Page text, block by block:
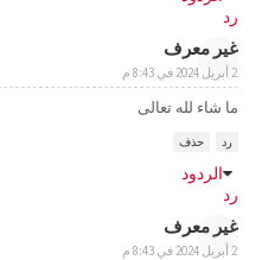
رد
غير معرف
2 أبريل 2024 في 8:43 م
ما شاء لله تعالى
رد حذف
الردود
رد
غير معرف
2 أبريل 2024 في 8:43 م